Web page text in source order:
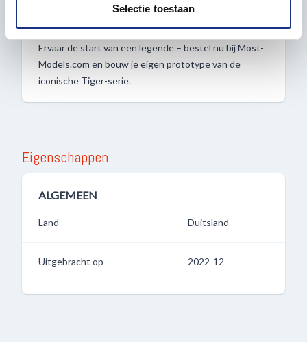
partners kunnen deze gegevens combineren met andere
informatie die u aan ze heeft verstrekt of die ze hebben
verzameld op basis van uw gebruik van hun services.
Selectie toestaan
levering en uitstekende klantenservice
Ervaar de start van een legende – bestel nu bij Most-
Models.com en bouw je eigen prototype van de
iconische Tiger-serie.
Eigenschappen
ALGEMEEN
Land Duitsland
Uitgebracht op 2022-12